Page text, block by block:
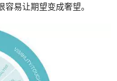
易让期望变成奢望。